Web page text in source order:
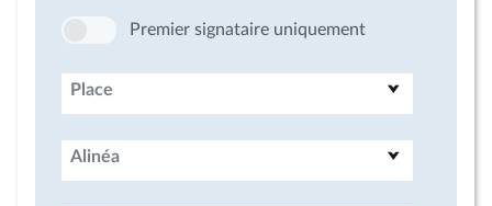
Premier signataire uniquement
Place
Alinéa